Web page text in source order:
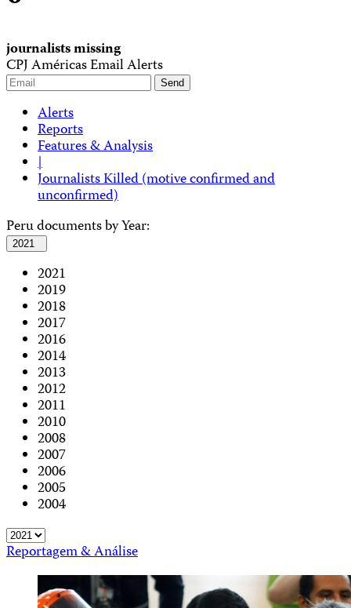
journalists missing
CPJ Américas Email Alerts
Alerts
Reports
Features & Analysis
|
Journalists Killed (motive confirmed and
unconfirmed)
Peru documents by Year:
2021
2021
2019
2018
2017
2016
2014
2013
2012
2011
2010
2008
2007
2006
2005
2004
Reportagem & Análise